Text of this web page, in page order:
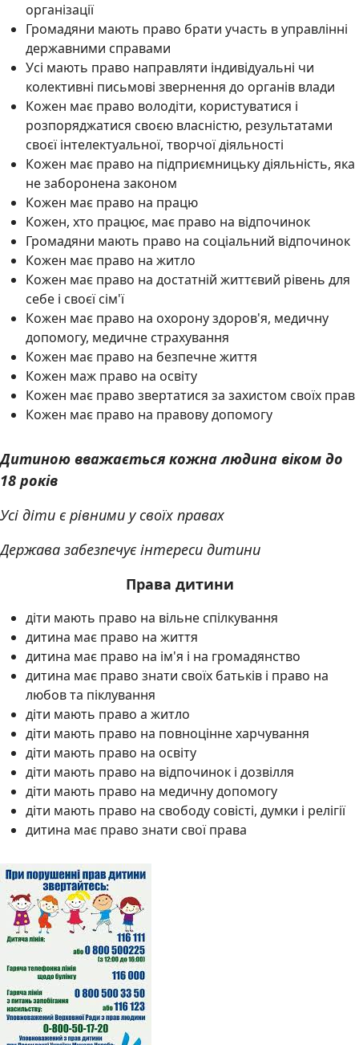
організації
Громадяни мають право брати участь в управлінні
державними справами
Усі мають право направляти індивідуальні чи
колективні письмові звернення до органів влади
Кожен має право володіти, користуватися і
розпоряджатися своєю власністю, результатами
своєї інтелектуальної, творчої діяльності
Кожен має право на підприємницьку діяльність, яка
не заборонена законом
Кожен має право на працю
Кожен, хто працює, має право на відпочинок
Громадяни мають право на соціальний відпочинок
Кожен має право на житло
Кожен має право на достатній життєвий рівень для
себе і своєї сім'ї
Кожен має право на охорону здоров'я, медичну
допомогу, медичне страхування
Кожен має право на безпечне життя
Кожен маж право на освіту
Кожен має право звертатися за захистом своїх прав
Кожен має право на правову допомогу
Дитиною вважається кожна людина віком до
18 років
Усі діти є рівними у своїх правах
Держава забезпечує інтереси дитини
Права дитини
діти мають право на вільне спілкування
дитина має право на життя
дитина має право на ім'я і на громадянство
дитина має право знати своїх батьків і право на
любов та піклування
діти мають право а житло
діти мають право на повноцінне харчування
діти мають право на освіту
діти мають право на відпочинок і дозвілля
діти мають право на медичну допомогу
діти мають право на свободу совісті, думки і релігії
дитина має право знати свої права